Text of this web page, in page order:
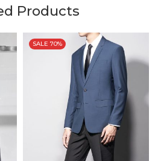
Products
SALE 70%